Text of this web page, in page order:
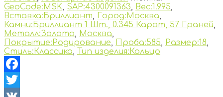
GeoCode:MSK, SAP:4300091363, Вес:1.995,
Вставка:Бриллиант, Город:Москва,
Камни:Бриллиант 1 Шт., 0.345 Карат, 57 Граней,
Металл:Золото, Москва,
Покрытие:Родирование, Проба:585, Размер:18,
Стиль:Классика, Тип изделия:Кольцо
Facebook